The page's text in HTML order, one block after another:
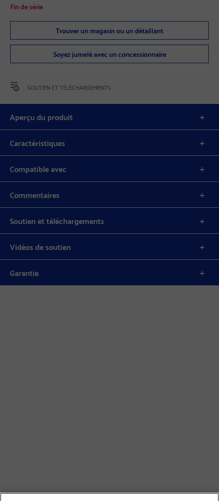
Fin de série
Trouver un magasin ou un détaillant
Soyez jumelé avec un concessionnaire
SOUTIEN ET TÉLÉCHARGEMENTS
Aperçu du produit
Caractéristiques
Compatible avec
Commentaires
Soutien et téléchargements
Vidéos de soutien
Garantie